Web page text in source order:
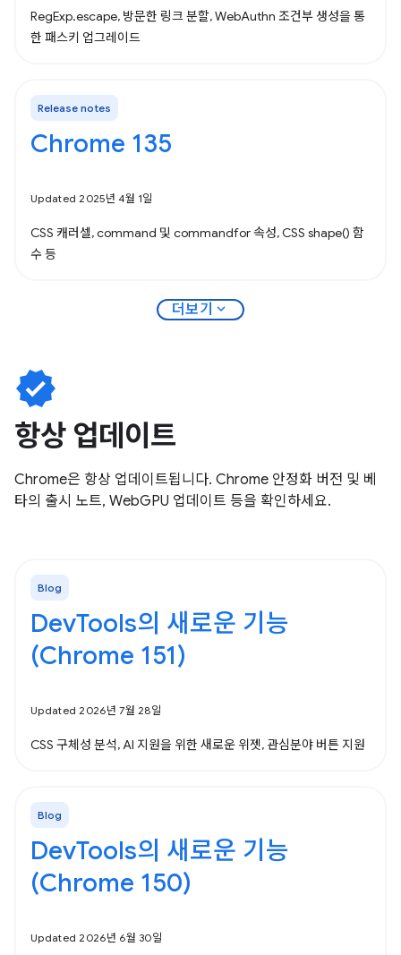
RegExp.escape, 방문한 링크 분할, WebAuthn 조건부 생성을 통
한 패스키 업그레이드
Release notes
Chrome 135
Updated 2025년 4월 1일
CSS 캐러셀, command 및 commandfor 속성, CSS shape() 함
수 등
더보기 expand_more
verified
항상 업데이트
Chrome은 항상 업데이트됩니다. Chrome 안정화 버전 및 베
타의 출시 노트, WebGPU 업데이트 등을 확인하세요.
Blog
DevTools의 새로운 기능
(Chrome 151)
Updated 2026년 7월 28일
CSS 구체성 분석, AI 지원을 위한 새로운 위젯, 관심분야 버튼 지원
Blog
DevTools의 새로운 기능
(Chrome 150)
Updated 2026년 6월 30일